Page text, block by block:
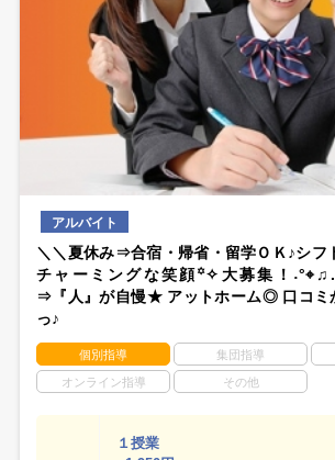
アルバイト
＼＼夏休み⇒合宿・帰省・留学ＯＫ♪シ
チャーミングな笑顔꙳✧大募集！
⇒『人』が自慢★ アットホーム◎ 口コミ
っ♪
個別指導 集団指導
オンライン指導 その他
１授業